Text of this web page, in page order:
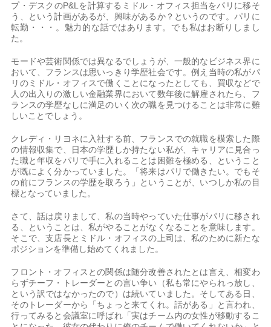
プ・デスクのP&Lを計算するミドル・オフィス担当をパリに移そ
う、という計画があるが、興味があるか？というのです。パリに
転勤・・・。魅力的な話ではあります。でも私はお断りしまし
た。
モードや芸術関係では異なるでしょうが、一般的なビジネス界に
おいて、フランスは思いっきり学歴社会です。例え当時の私がパ
リのミドル・オフィスで働くことになったとしても、買収などで
人の出入りの激しい金融業界において数年後に解雇されたら、フ
ランスの学歴なしに満足のいく次の職を見つけることは非常に難
しいことでしょう。
クレディ・リヨネに入社する前、フランスでの就職を模索した際
の情報収集で、日本の学歴しか持たない私が、キャリアに見合っ
た職と年収をパリで手に入れることは困難を極める、ということ
が既によく分かっていました。「将来はパリで働きたい。でもそ
の前にフランスの学歴を取ろう」ということが、いつしか私の目
標となっていました。
さて、話は戻りまして、私の当時やっていた仕事がパリに移され
る、ということは、私がやることがなくなることを意味します。
そこで、支店長とミドル・オフィスの上司は、私のために新たな
ポジションを準備し始めてくれました。
フロント・オフィスとの関係は随分改善されたとは言え、相変わ
らずチーフ・トレーダーとの言い争い（私も常にやられっ放し、
という訳ではなかったので）は続いていました。そしてある日、
そのトレーダーから「ちょっと来てくれ。話がある」と言われ、
行ってみると会議室に呼ばれ「実はチーム内の女性が移動するこ